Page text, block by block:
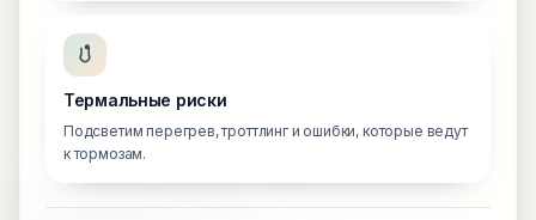
Термальные риски
Подсветим перегрев, троттлинг и ошибки, которые ведут
к тормозам.